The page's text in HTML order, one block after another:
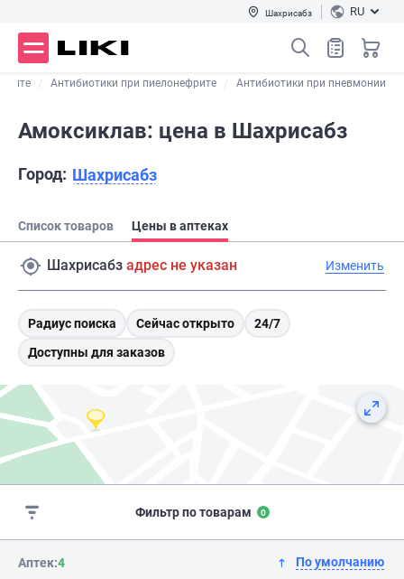
Шахрисабз RU
Антибиотики при пиелонефрите Антибиотики при пневмонии
Амоксиклав: цена в Шахрисабз
Город: Шахрисабз
Список товаров Цены в аптеках
Шахрисабз адрес не указан Изменить
Радиус поиска Сейчас открыто
24/7
Доступны для заказов
Фильтр по товарам 0
Аптек:4 По умолчанию